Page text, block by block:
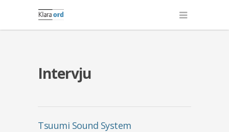
Intervju
Tsuumi Sound System